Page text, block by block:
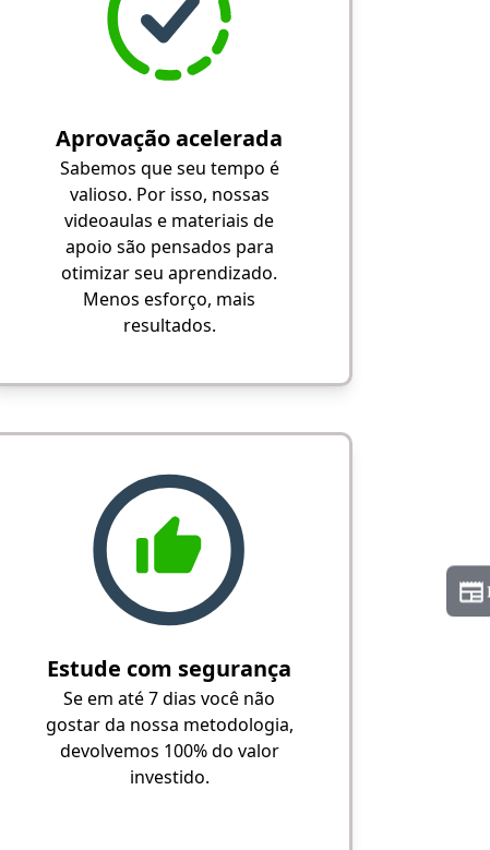
Aprovação acelerada
Sabemos que seu tempo é
valioso. Por isso, nossas
videoaulas e materiais de
apoio são pensados para
otimizar seu aprendizado.
Menos esforço, mais
resultados.
Estude com segurança
Se em até 7 dias você não
gostar da nossa metodologia,
devolvemos 100% do valor
investido.